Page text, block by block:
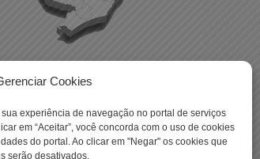
Cookies
experiência de navegação no portal de serviços
em “Aceitar”, você concorda com o uso de cookies
do portal. Ao clicar em "Negar" os cookies que
serão desativados.